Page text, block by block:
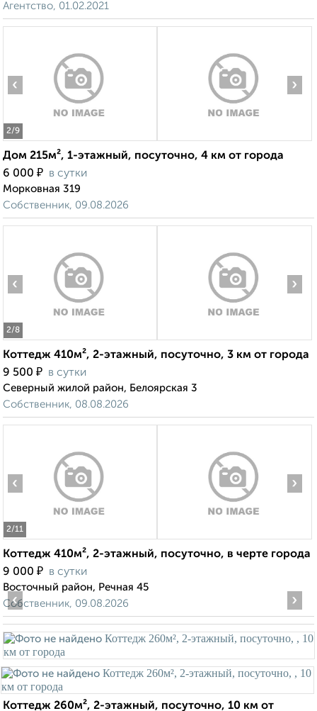
Агентство, 01.02.2021
2/9
‹ ›
Дом 215м², 1-этажный, посуточно, 4 км от города
6 000 ₽ в сутки
Морковная 319
Собственник, 09.08.2026
2/8
‹ ›
Коттедж 410м², 2-этажный, посуточно, 3 км от города
9 500 ₽ в сутки
Северный жилой район, Белоярская 3
Собственник, 08.08.2026
2/11
‹ ›
Коттедж 410м², 2-этажный, посуточно, в черте города
9 000 ₽ в сутки
Восточный район, Речная 45
Собственник, 09.08.2026
‹ ›
Коттедж 260м², 2-этажный, посуточно, 10 км от